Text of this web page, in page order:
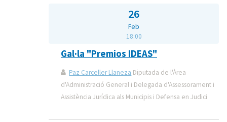
26
Feb
18:00
Gal·la "Premios IDEAS"
Paz Carceller Llaneza Diputada de l'Àrea
d'Administració General i Delegada d'Assessorament i
Assistència Jurídica als Municipis i Defensa en Judici